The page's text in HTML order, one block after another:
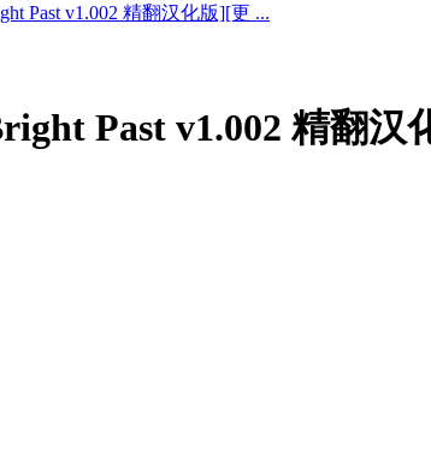
Past v1.002 精翻汉化版][更 ...
Past v1.002 精翻